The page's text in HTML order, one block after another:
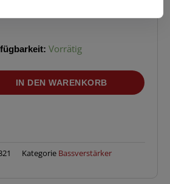
Vorrätig
IN DEN WARENKORB
Kategorie Bassverstärker